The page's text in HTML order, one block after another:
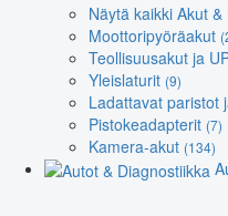
Näytä kaikki Akut
Moottoripyöräakut
Teollisuusakut ja
Yleislaturit (9)
Ladattavat paristot
Pistokeadapterit (7)
Kamera-akut (134)